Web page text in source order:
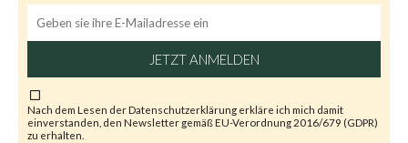
JETZT ANMELDEN
Nach dem Lesen derDatenschutzerklärung erkläre ich mich damit
einverstanden, den Newsletter gemäß EU-Verordnung 2016/679 (GDPR)
zu erhalten.